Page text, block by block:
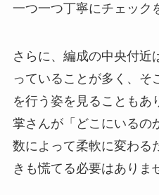
一つ一つ丁寧にチェック
さらに、編成の中央付近
っていることが多く、そ
を行う姿を見ることもあ
掌さんが「どこにいるの
数によって柔軟に変わる
きも慌てる必要はありま